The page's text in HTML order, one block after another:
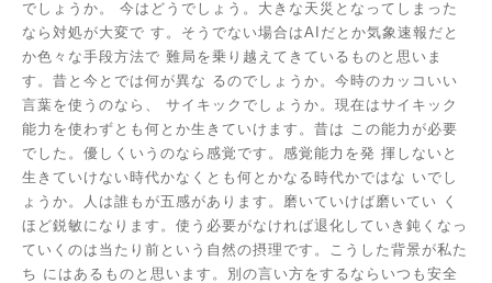
でしょうか。 今はどうでしょう。大きな天災となってしまった
なら対処が大変で す。そうでない場合はAIだとか気象速報だと
か色々な手段方法で 難局を乗り越えてきているものと思いま
す。昔と今とでは何が異な るのでしょうか。今時のカッコいい
言葉を使うのなら、 サイキックでしょうか。現在はサイキック
能力を使わずとも何とか生きていけます。昔は
この能力が必要
でした。優しくいうのなら感覚です。感覚能力を発 揮しないと
生きていけない時代かなくとも何とかなる時代かではな いでし
ょうか。人は誰もが五感があります。磨いていけば磨いてい く
ほど鋭敏になります。使う必要がなければ退化していき鈍くなっ
ていくのは当たり前という自然の摂理です。こうした背景が私た
ち にはあるものと思います。別の言い方をするならいつも安全